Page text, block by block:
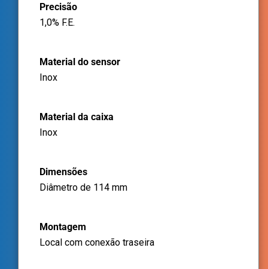
Precisão
1,0% F.E.
Material do sensor
Inox
Material da caixa
Inox
Dimensões
Diâmetro de 114 mm
Montagem
Local com conexão traseira